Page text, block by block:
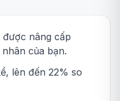
được nâng cấp
của bạn.
lên đến 22% so